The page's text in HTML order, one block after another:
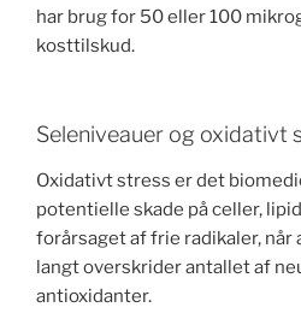
har brug for 50 eller 100
kosttilskud.
Seleniveauer og oxidativt
Oxidativt stress er det
potentielle skade på celler,
forårsaget af frie radikaler,
langt overskrider antallet af
antioxidanter.